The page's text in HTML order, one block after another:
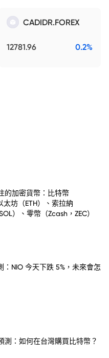
CADIDR.FOREX
12781.96 0.2%
的加密貨幣：比特幣
太坊（ETH）、索拉納
）、零幣（Zcash，ZEC）
：NIO 今天下跌 5%，未來會怎
測：如何在台灣購買比特幣？